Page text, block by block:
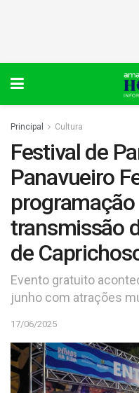
Principal Cultura
Festival de
Panavueiro
transmissão
de
Evento gratuito
junho com atrações
17/06/2025